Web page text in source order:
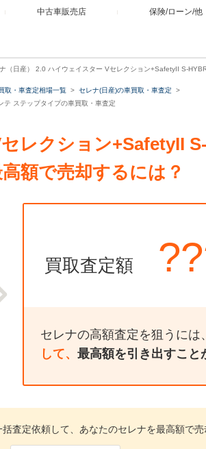
中古車販売店 保険/ローン/他
（日産） 2.0 ハイウェイスター Vセレクション+SafetyII S-
取・車査定相場一覧
セレナ(日産)の車買取・車査定
ステップタイプの車買取・車査定
レクション+SafetyII
額で売却するには？
買取査定額
セレナの高額査定を狙うには、
して、 最高額を引き出すこと
査定依頼して、あなたのセレナを最高額で売